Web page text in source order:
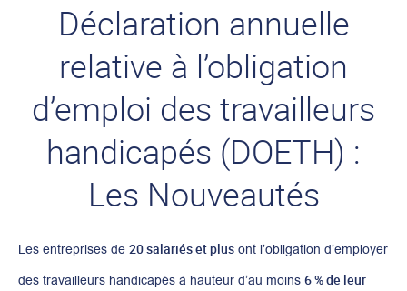
Déclaration annuelle
relative à l’obligation
d’emploi des travailleurs
handicapés (DOETH) :
Les Nouveautés
Les entreprises de 20 salariés et plus ont l’obligation d’employer
des travailleurs handicapés à hauteur d’au moins 6 % de leur